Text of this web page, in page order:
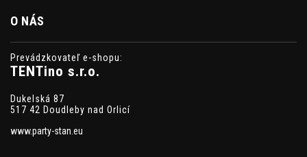
O NÁS
Prevádzkovateľ e-shopu:
TENTino s.r.o.
Dukelská 87
517 42 Doudleby nad Orlicí
www.party-stan.eu